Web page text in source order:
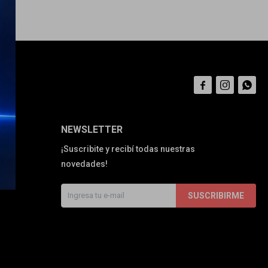
NEWSLETTER
¡Suscribite y recibí todas nuestras
novedades!
SUSCRIBIRME
  